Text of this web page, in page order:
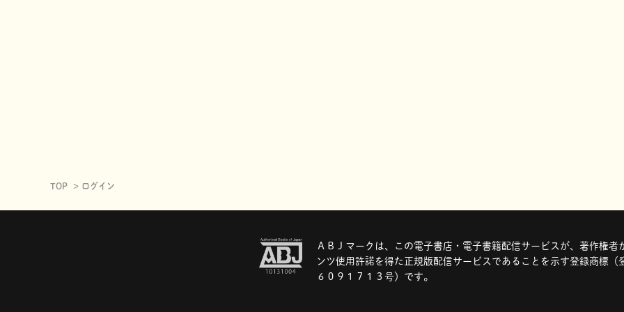
TOP ログイン
ＡＢＪマークは、この電子書店・電子書籍配信サービスが、著作権者
ンツ使用許諾を得た正規版配信サービスであることを示す登録商標（
６０９１７１３号）です。